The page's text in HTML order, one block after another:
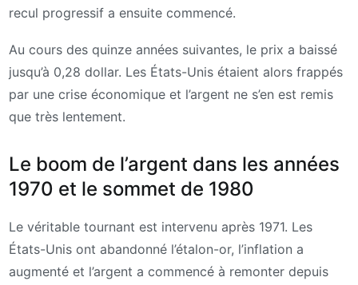
recul progressif a ensuite commencé.
Au cours des quinze années suivantes, le prix a baissé
jusqu’à 0,28 dollar. Les États-Unis étaient alors frappés
par une crise économique et l’argent ne s’en est remis
que très lentement.
Le boom de l’argent dans les années
1970 et le sommet de 1980
Le véritable tournant est intervenu après 1971. Les
États-Unis ont abandonné l’étalon-or, l’inflation a
augmenté et l’argent a commencé à remonter depuis